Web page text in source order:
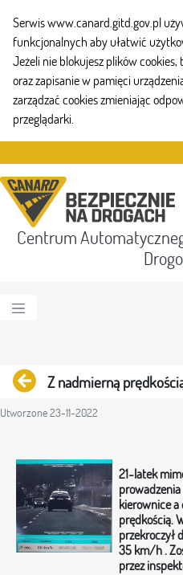
Serwis www.canard.gitd.gov.pl
funkcjonalnych aby ułatwić
Jeżeli nie blokujesz plików cookies,
oraz zapisanie w pamięci
zarządzać cookies zmieniając
przeglądarki.
Centrum
Powrót
Z nadmierną
Utworzone 23-11-2022
21-latek
prowadzenia
kierownice a
prędkością.
przekroczył
35 km/h .
przez